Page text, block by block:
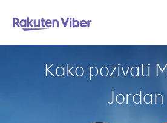
Kako pozivati
Jordan